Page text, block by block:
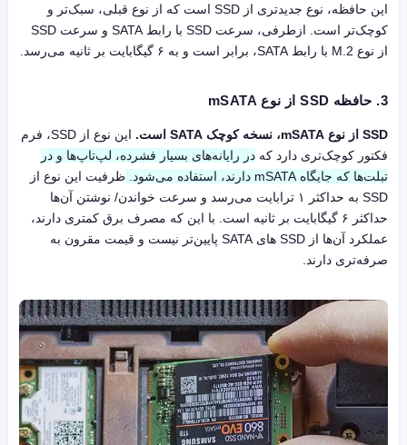
این حافظه، نوع جدیدتری از SSD است که از نوع قبلی، سبک‌تر و
کوچک‌تر است. ازطرفی، سرعت SSD با رابط SATA و سرعت SSD
از نوع M.2 با رابط SATA، برابر است و به ۶ گیگابایت بر ثانیه می‌رسد.
3. حافظه SSD از نوع mSATA
SSD از نوع mSATA، نسخه کوچک SATA است.
این نوع از SSD، فرم
فکتور کوچک‌تری دارد که در رایانه‌های بسیار فشرده، لپ‌تاپ‌ها و در
تبلت‌ها که جایگاه mSATA دارند، استفاده می‌شود.
ظرفیت این نوع از
SSD به حداکثر ۱ ترابایت می‌رسد و سرعت خواندن/ نوشتن آن‌ها
حداکثر ۶ گیگابایت بر ثانیه است. با این که مصرف برق کمتری دارند،
عملکرد آن‌ها از SSD های SATA پایین‌تر نیست و قیمت مقرون به
صرفه‌تری دارند.